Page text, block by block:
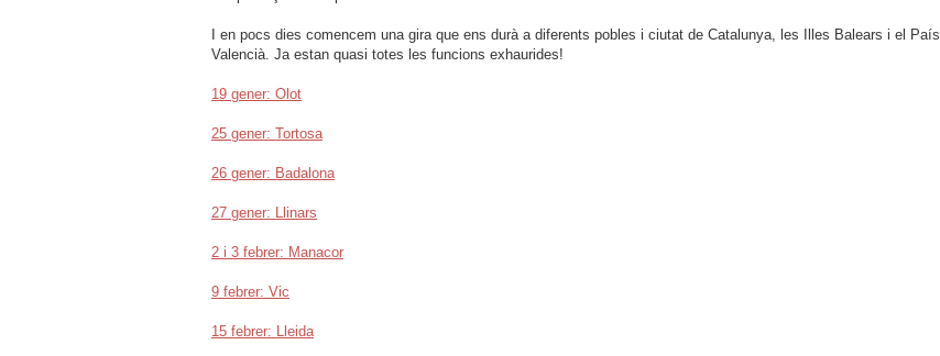
I en pocs dies comencem una gira que ens durà a diferents pobles i ciutat de Catalunya, les Illes Balears i el País
Valencià. Ja estan quasi totes les funcions exhaurides!
19 gener: Olot
25 gener: Tortosa
26 gener: Badalona
27 gener: Llinars
2 i 3 febrer: Manacor
9 febrer: Vic
15 febrer: Lleida